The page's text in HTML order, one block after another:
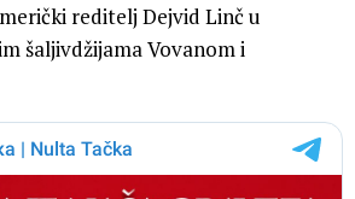
reditelj Dejvid Linč u
šaljivdžijama Vovanom i